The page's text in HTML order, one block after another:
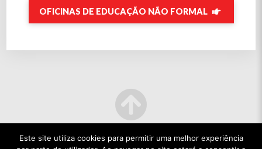
OFICINAS DE EDUCAÇÃO NÃO FORMAL
Este site utiliza cookies para permitir uma melhor experiência